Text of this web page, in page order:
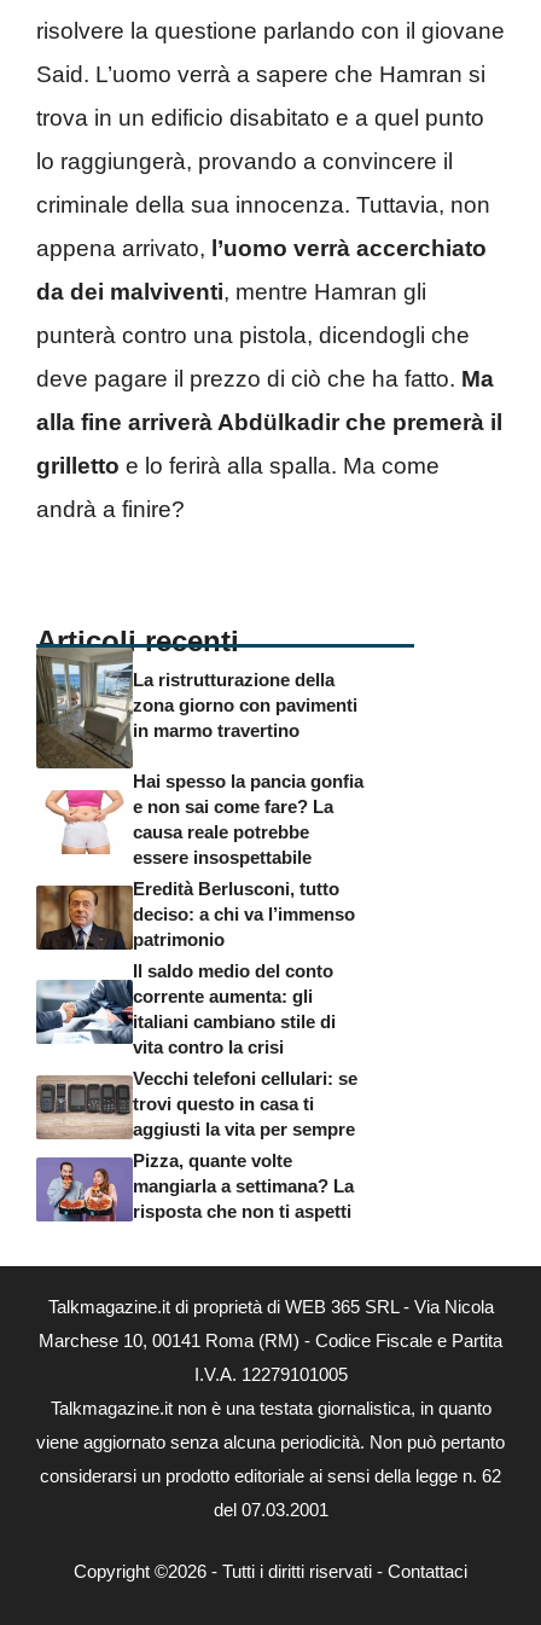
risolvere la questione parlando con il giovane
Said. L’uomo verrà a sapere che Hamran si
trova in un edificio disabitato e a quel punto
lo raggiungerà, provando a convincere il
criminale della sua innocenza. Tuttavia, non
appena arrivato, l’uomo verrà accerchiato
da dei malviventi, mentre Hamran gli
punterà contro una pistola, dicendogli che
deve pagare il prezzo di ciò che ha fatto. Ma
alla fine arriverà Abdülkadir che premerà il
grilletto e lo ferirà alla spalla. Ma come
andrà a finire?
Articoli recenti
La ristrutturazione della
zona giorno con pavimenti
in marmo travertino
Hai spesso la pancia gonfia
e non sai come fare? La
causa reale potrebbe
essere insospettabile
Eredità Berlusconi, tutto
deciso: a chi va l’immenso
patrimonio
Il saldo medio del conto
corrente aumenta: gli
italiani cambiano stile di
vita contro la crisi
Vecchi telefoni cellulari: se
trovi questo in casa ti
aggiusti la vita per sempre
Pizza, quante volte
mangiarla a settimana? La
risposta che non ti aspetti
Talkmagazine.it di proprietà di WEB 365 SRL - Via Nicola
Marchese 10, 00141 Roma (RM) - Codice Fiscale e Partita
I.V.A. 12279101005
Talkmagazine.it non è una testata giornalistica, in quanto
viene aggiornato senza alcuna periodicità. Non può pertanto
considerarsi un prodotto editoriale ai sensi della legge n. 62
del 07.03.2001
Copyright ©2026 - Tutti i diritti riservati - Contattaci